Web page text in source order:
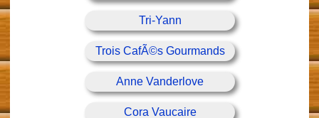
Tri-Yann
Trois CafÃ©s Gourmands
Anne Vanderlove
Cora Vaucaire